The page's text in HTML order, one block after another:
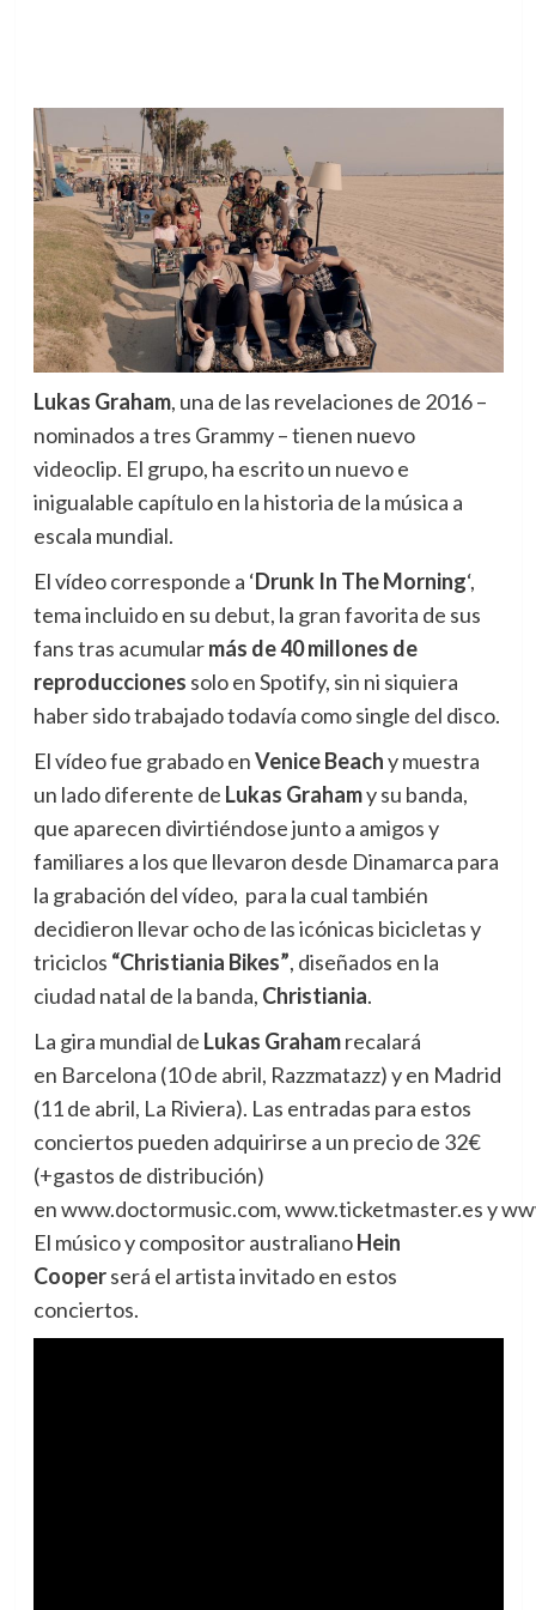
Lukas Graham, una de las revelaciones de 2016 –
nominados a tres Grammy – tienen nuevo
videoclip. El grupo, ha escrito un nuevo e
inigualable capítulo en la historia de la música a
escala mundial.
El vídeo corresponde a ‘Drunk In The Morning‘,
tema incluido en su debut, la gran favorita de sus
fans tras acumularmás de 40 millones de
reproducciones solo en Spotify, sin ni siquiera
haber sido trabajado todavía como single del disco.
El vídeo fue grabado enVenice Beachy muestra
un lado diferente de Lukas Grahamy su banda,
que aparecen divirtiéndose junto a amigos y
familiares a los que llevaron desde Dinamarca para
la grabación del vídeo, para la cual también
decidieron llevar ocho de las icónicas bicicletas y
triciclos “Christiania Bikes”, diseñados en la
ciudad natal de la banda, Christiania.
La gira mundial de Lukas Grahamrecalará
en Barcelona (10 de abril, Razzmatazz) y en Madrid
(11 de abril, La Riviera). Las entradas para estos
conciertos pueden adquirirse a un precio de 32€
(+gastos de distribución)
en www.doctormusic.com, www.ticketmaster.es y
El músico y compositor australianoHein
Cooperserá el artista invitado en estos
conciertos.